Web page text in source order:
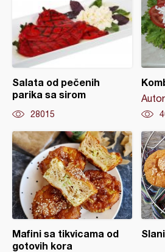
Salata od pečenih
parika sa sirom
28015
Mafini sa tikvicama od
gotovih kora